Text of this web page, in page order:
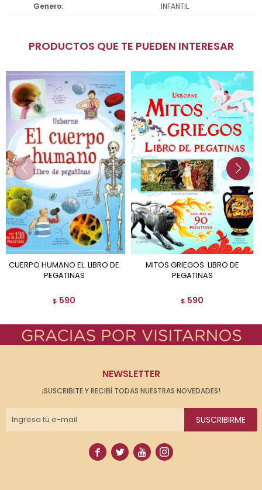
Genero
INFANTIL
PRODUCTOS QUE TE PUEDEN INTERESAR
CUERPO HUMANO EL. LIBRO DE
PEGATINAS
$ 590
MITOS GRIEGOS. LIBRO DE
PEGATINAS
$ 590
NEWSLETTER
¡SUSCRIBITE Y RECIBÍ TODAS NUESTRAS NOVEDADES!
SUSCRIBIRME
   